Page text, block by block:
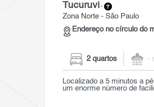
Tucuruvi-
Zona Norte - São Paulo
Endereço no círculo do
2 quartos -
Localizado a 5 minutos a
um enorme número de